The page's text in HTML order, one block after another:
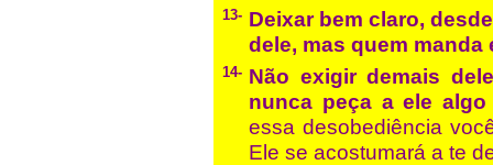
13- Deixar bem claro,
dele, mas quem manda
14- Não exigir demais dele
nunca peça a ele
essa desobediência
Ele se acostumará a te